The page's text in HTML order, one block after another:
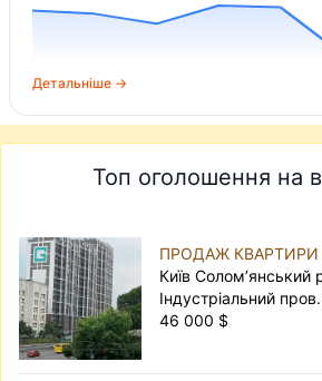
Детальніше →
Топ оголошення на
ПРОДАЖ КВАРТИРИ
Київ Солом’янський
Індустріальний
46 000 $